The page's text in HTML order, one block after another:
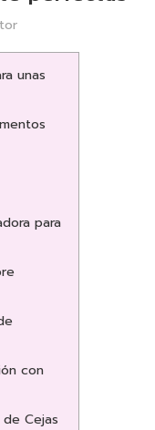
unas
para
con
Cejas